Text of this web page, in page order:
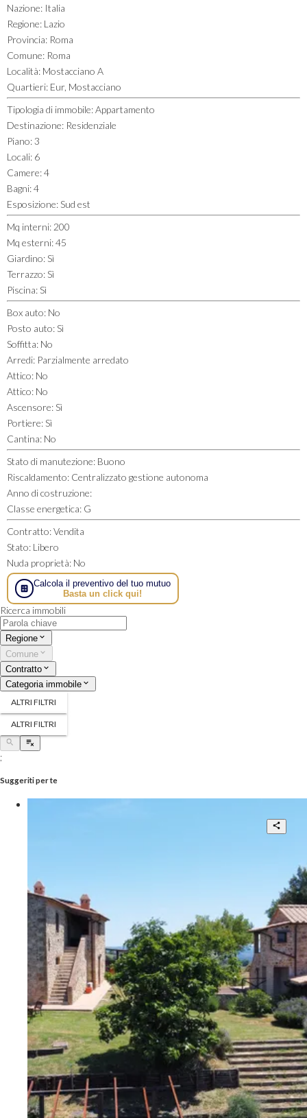
Nazione: Italia
Regione: Lazio
Provincia: Roma
Comune: Roma
Località: Mostacciano A
Quartieri: Eur, Mostacciano
Tipologia di immobile:Appartamento
Destinazione: Residenziale
Piano:3
Locali: 6
Camere:4
Bagni:4
Esposizione: Sud est
Mq interni: 200
Mq esterni:45
Giardino: Sì
Terrazzo: Sì
Piscina: Sì
Box auto: No
Posto auto: Sì
Soffitta: No
Arredi: Parzialmente arredato
Attico: No
Attico: No
Ascensore: Sì
Portiere: Sì
Cantina: No
Stato di manutezione: Buono
Riscaldamento: Centralizzato gestione autonoma
Anno di costruzione:
Classe energetica: G
Contratto:Vendita
Stato: Libero
Nuda proprietà: No
Calcola il preventivo del tuo mutuo
Basta un click qui!
Ricerca immobili
Regione
Comune
Contratto
Categoria immobile
ALTRI FILTRI
ALTRI FILTRI
;
Suggeriti per te
15